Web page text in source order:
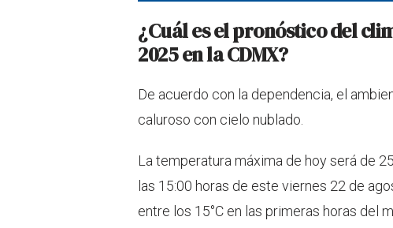
¿Cuál es el pronóstico del
2025 en la CDMX?
De acuerdo con la dependencia, el
caluroso con cielo nublado.
La temperatura máxima de hoy será de
las 15:00 horas de este viernes 22 de
entre los 15°C en las primeras horas del